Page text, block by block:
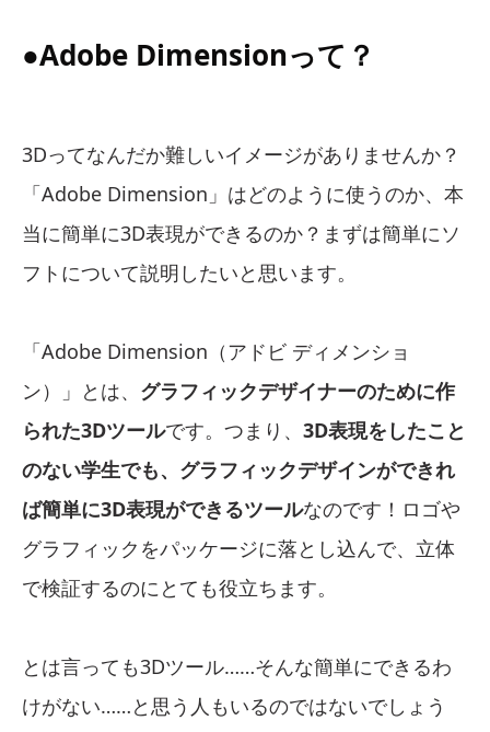
●Adobe Dimensionって？
3Dってなんだか難しいイメージがありませんか？
「Adobe Dimension」はどのように使うのか、本
当に簡単に3D表現ができるのか？まずは簡単にソ
フトについて説明したいと思います。
「Adobe Dimension（アドビ ディメンショ
ン）」とは、 グラフィックデザイナーのために作
られた3Dツールです。つまり、 3D表現をしたこと
のない学生でも、グラフィックデザインができれ
ば簡単に3D表現ができるツールなのです！ロゴや
グラフィックをパッケージに落とし込んで、立体
で検証するのにとても役立ちます。
とは言っても3Dツール……そんな簡単にできるわ
けがない……と思う人もいるのではないでしょう